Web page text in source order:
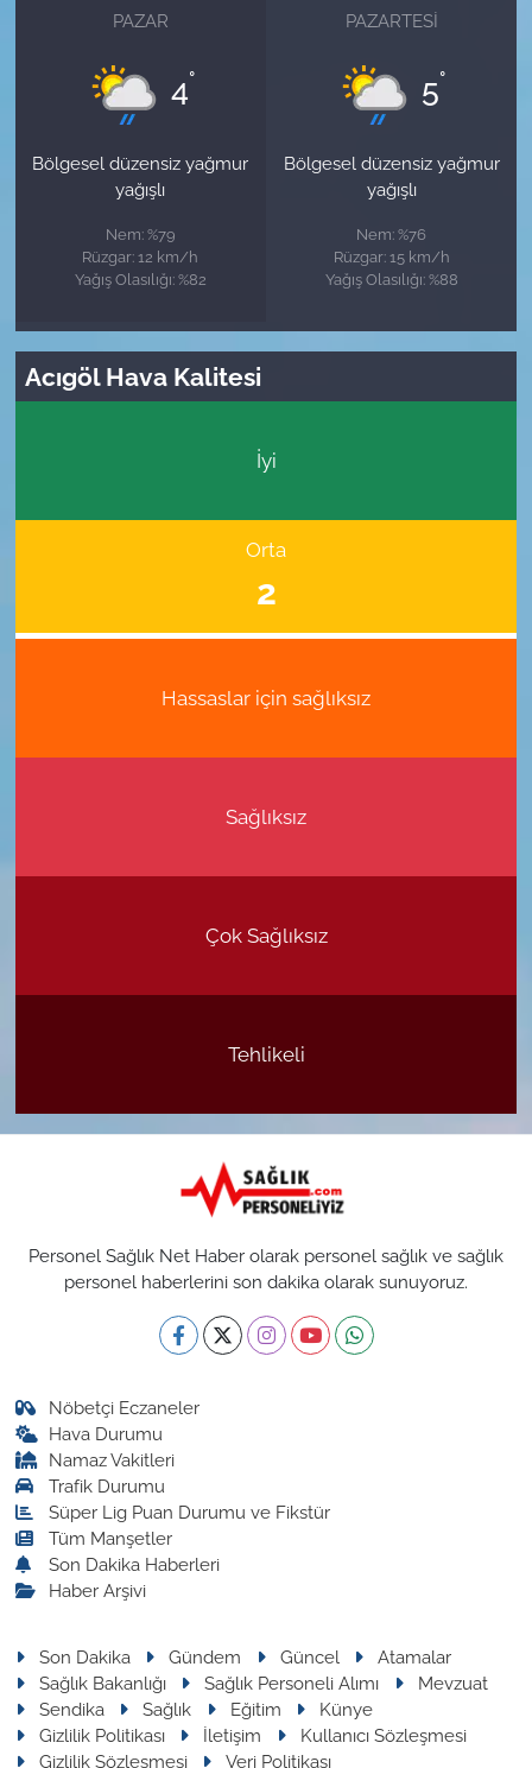
PAZAR
4°
Bölgesel düzensiz yağmur
yağışlı
Nem: %79
Rüzgar: 12 km/h
Yağış Olasılığı: %82
PAZARTESI
5°
Bölgesel düzensiz yağmur
yağışlı
Nem: %76
Rüzgar: 15 km/h
Yağış Olasılığı: %88
Acıgöl Hava Kalitesi
İyi
Orta
2
Hassaslar için sağlıksız
Sağlıksız
Çok Sağlıksız
Tehlikeli
Personel Sağlık Net Haber olarak personel sağlık ve sağlık
personel haberlerini son dakika olarak sunuyoruz.
Nöbetçi Eczaneler
Hava Durumu
Namaz Vakitleri
Trafik Durumu
Süper Lig Puan Durumu ve Fikstür
Tüm Manşetler
Son Dakika Haberleri
Haber Arşivi
Son Dakika Gündem Güncel
Atamalar
Sağlık Bakanlığı
Sağlık Personeli Alımı
Mevzuat
Sendika
Sağlık Eğitim
Künye
Gizlilik Politikası
İletişim
Kullanıcı Sözleşmesi
Gizlilik Sözleşmesi
Veri Politikası